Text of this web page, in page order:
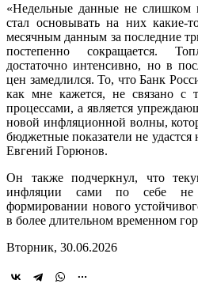
«Недельные данные не
стал основывать на них какие-
месячным данным за последние
постепенно сокращается.
достаточно интенсивно, но в
цен замедлился. То, что Банк
как мне кажется, не связано с
процессами, а является
новой инфляционной волны,
бюджетные показатели не
Евгений Горюнов.
Он также подчеркнул, что
инфляции сами по себе не
формировании нового
в более длительном временном
Вторник, 30.06.2026